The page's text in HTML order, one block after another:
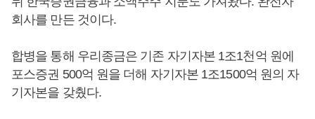
회사를 만든 것이다.
합병을 통해 우리종금은 기존 자기자본 1조1천억 원에
포스증권 500억 원을 더해 자기자본 1조1500억 원의 자
기자본을 갖췄다.